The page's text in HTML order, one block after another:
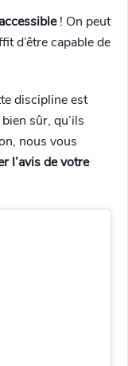
accessible! On peut
d’être capable de
discipline est
sûr, qu’ils
nous vous
l’avis de votre